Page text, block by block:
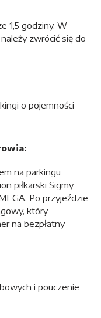
1,5 godziny. W
zwrócić się do
o pojemności
na parkingu
piłkarski Sigmy
Po przyjeździe
który
na bezpłatny
i pouczenie